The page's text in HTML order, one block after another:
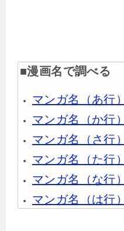
■漫画名で調べる
マンガ名（あ行）
マンガ名（か行）
マンガ名（さ行）
マンガ名（た行）
マンガ名（な行）
マンガ名（は行）